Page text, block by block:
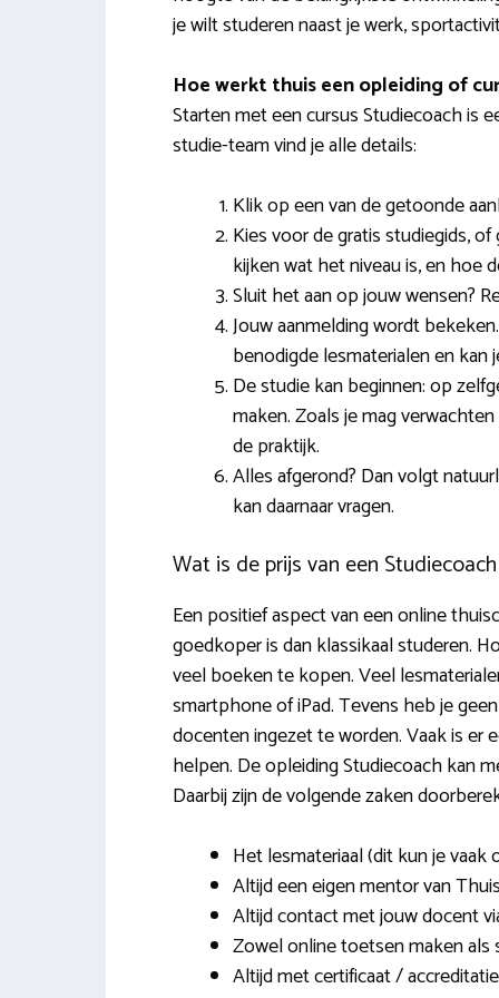
je wilt studeren naast je werk,
Hoe werkt thuis een opleiding of
Starten met een cursus Studiecoach is
studie-team vind je alle details:
Klik op een van de getoonde
Kies voor de gratis studiegids,
kijken wat het niveau is, en hoe
Sluit het aan op jouw wensen?
Jouw aanmelding wordt
benodigde lesmaterialen en
De studie kan beginnen: op
maken. Zoals je mag
de praktijk.
Alles afgerond? Dan volgt
kan daarnaar vragen.
Wat is de prijs van een
Een positief aspect van een online
goedkoper is dan klassikaal studeren.
veel boeken te kopen. Veel
smartphone of iPad. Tevens heb je
docenten ingezet te worden. Vaak is er
helpen. De opleiding Studiecoach kan
Daarbij zijn de volgende zaken
Het lesmateriaal (dit kun je
Altijd een eigen mentor van
Altijd contact met jouw docent
Zowel online toetsen maken als
Altijd met certificaat /